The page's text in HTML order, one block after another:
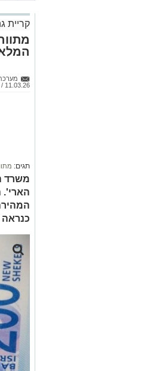
קריית
11.03.26 / 16:20
תגים:
משרד
כנראה